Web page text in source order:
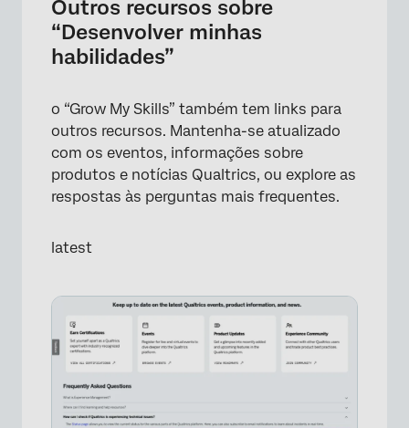
Outros recursos sobre
“Desenvolver minhas
habilidades”
o “Grow My Skills” também tem links para
outros recursos. Mantenha-se atualizado
com os eventos, informações sobre
produtos e notícias Qualtrics, ou explore as
respostas às perguntas mais frequentes.
latest